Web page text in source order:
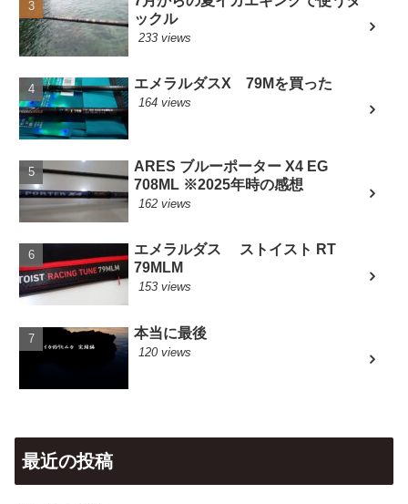
ックル
233 views
エメラルダスX 79Mを買った
164 views
ARES ブルーポーター X4 EG
708ML ※2025年時の感想
162 views
エメラルダス ストイスト RT
79MLM
153 views
本当に最後
120 views
最近の投稿